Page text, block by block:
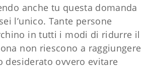
anche tu questa domanda
l’unico. Tante persone
in tutti i modi di ridurre il
non riescono a raggiungere
desiderato ovvero evitare